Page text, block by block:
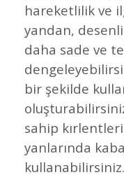
hareketlilik ve
yandan,
daha sade ve
bir şekilde
sahip
yanlarında
kullanabilirsiniz.